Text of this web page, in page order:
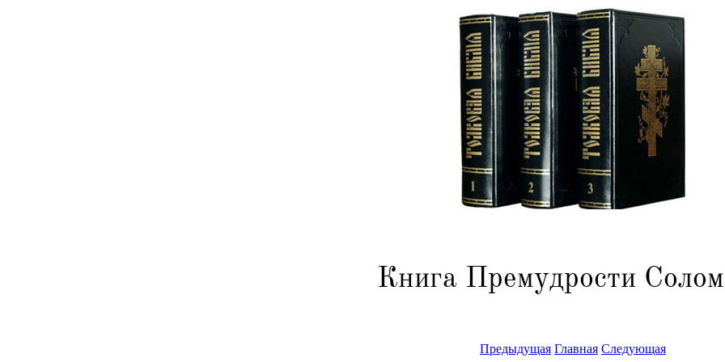
Книга Премудрости
Предыдущая Главная Следующая